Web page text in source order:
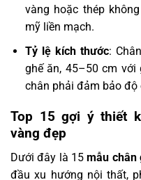
vàng hoặc thép
mỹ liền mạch.
Tỷ lệ kích thước:
ghế ăn, 45–50 cm với
chân phải đảm bảo độ
Top 15 gợi ý thiết
vàng đẹp
Dưới đây là 15mẫu chân
đầu xu hướng nội thất,